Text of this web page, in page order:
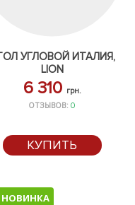
УГЛОВОЙ ИТАЛИЯ,
LION
6 310 грн.
ОТЗЫВОВ:0
КУПИТЬ
НОВИНКА